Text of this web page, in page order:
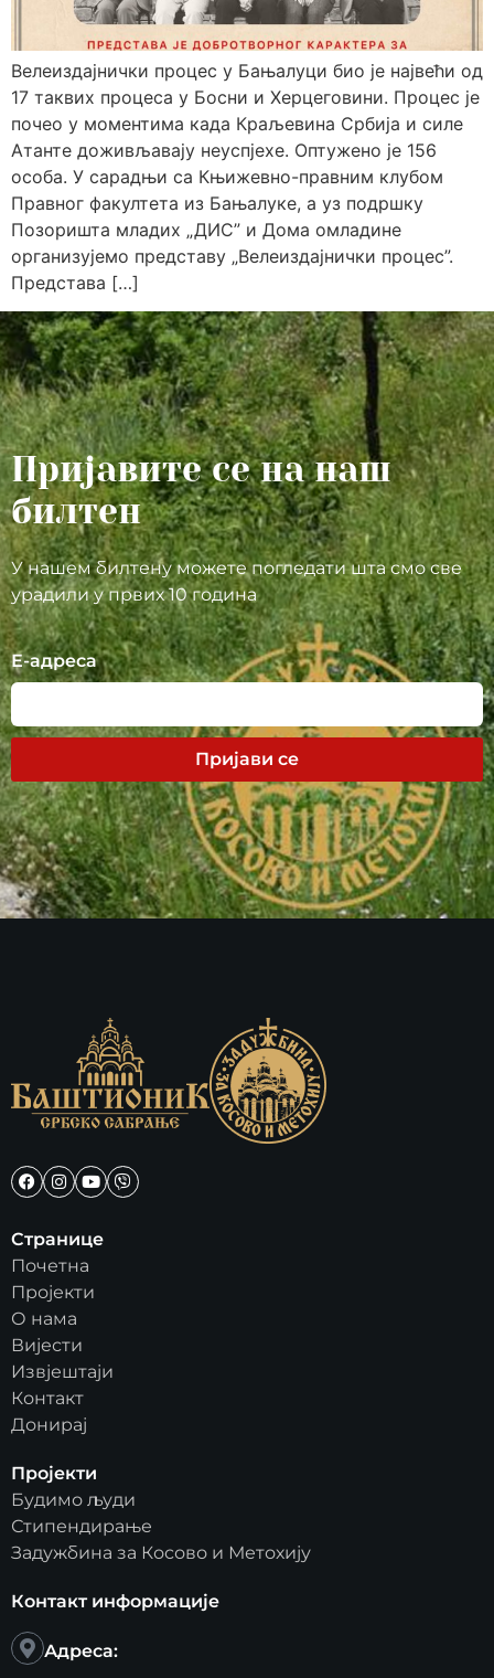
Велеиздајнички процес у Бањалуци био је највећи од
17 таквих процеса у Босни и Херцеговини. Процес је
почео у моментима када Краљевина Србија и силе
Атанте доживљавају неуспјехе. Оптужено је 156
особа. У сарадњи са Књижевно-правним клубом
Правног факултета из Бањалуке, а уз подршку
Позоришта младих „ДИС” и Дома омладине
организујемо представу „Велеиздајнички процес”.
Представа […]
Пријавите се на наш
билтен
У нашем билтену можете погледати шта смо све
урадили у првих 10 година
Е-адреса
Пријави се
Странице
Почетна
Пројекти
О нама
Вијести
Извјештаји
Контакт
Донирај
Пројекти
Будимо људи
Стипендирање
Задужбина за Косово и Метохију
Контакт информације
Адреса: